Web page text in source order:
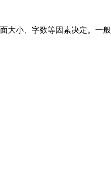
小、字数等因素决定。一